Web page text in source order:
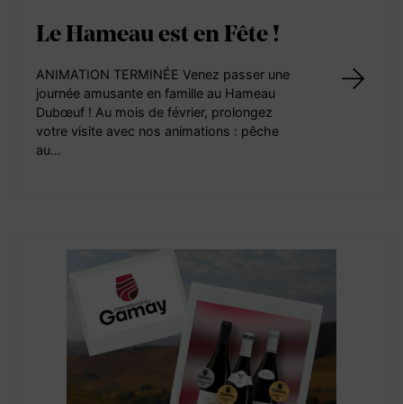
Le Hameau est en Fête !
ANIMATION TERMINÉE Venez passer une
journée amusante en famille au Hameau
Dubœuf ! Au mois de février, prolongez
votre visite avec nos animations : pêche
au…